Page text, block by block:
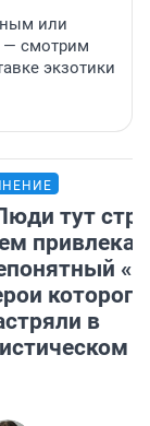
или
— смотрим
экзотики
тут
которого
в